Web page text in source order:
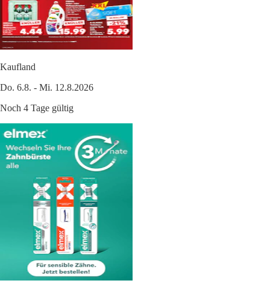
Kaufland
Do. 6.8. - Mi. 12.8.2026
Noch 4 Tage gültig